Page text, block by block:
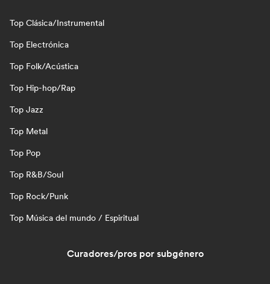
Top Clásica/Instrumental
Top Electrónica
Top Folk/Acústica
Top Hip-hop/Rap
Top Jazz
Top Metal
Top Pop
Top R&B/Soul
Top Rock/Punk
Top Música del mundo / Espiritual
Curadores/pros por subgénero